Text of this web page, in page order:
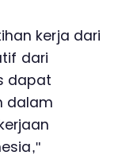
kerja dari
dari
dapat
dalam